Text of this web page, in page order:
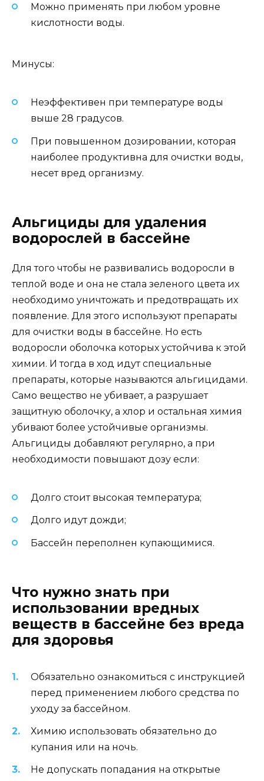
Можно применять при любом уровне
кислотности воды.
Минусы:
Неэффективен при температуре воды
выше 28 градусов.
При повышенном дозировании, которая
наиболее продуктивна для очистки воды,
несет вред организму.
Альгициды для удаления
водорослей в бассейне
Для того чтобы не развивались водоросли в
теплой воде и она не стала зеленого цвета их
необходимо уничтожать и предотвращать их
появление. Для этого используют препараты
для очистки воды в бассейне. Но есть
водоросли оболочка которых устойчива к этой
химии. И тогда в ход идут специальные
препараты, которые называются альгицидами.
Само вещество не убивает, а разрушает
защитную оболочку, а хлор и остальная химия
убивают более устойчивые организмы.
Альгициды добавляют регулярно, а при
необходимости повышают дозу если:
Долго стоит высокая температура;
Долго идут дожди;
Бассейн переполнен купающимися.
Что нужно знать при
использовании вредных
веществ в бассейне без вреда
для здоровья
Обязательно ознакомиться с инструкцией
перед применением любого средства по
уходу за бассейном.
Химию использовать обязательно до
купания или на ночь.
Не допускать попадания на открытые